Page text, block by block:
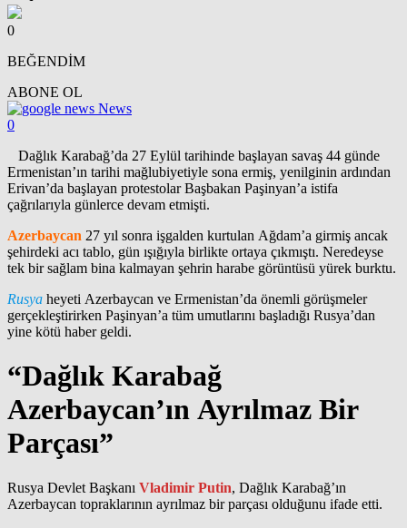
0
BEĞENDİM
ABONE OL
News
0
Dağlık Karabağ’da 27 Eylül tarihinde başlayan savaş 44 günde
Ermenistan’ın tarihi mağlubiyetiyle sona ermiş, yenilginin ardından
Erivan’da başlayan protestolar Başbakan Paşinyan’a istifa
çağrılarıyla günlerce devam etmişti.
Azerbaycan 27 yıl sonra işgalden kurtulan Ağdam’a girmiş ancak
şehirdeki acı tablo, gün ışığıyla birlikte ortaya çıkmıştı. Neredeyse
tek bir sağlam bina kalmayan şehrin harabe görüntüsü yürek burktu.
Rusya heyeti Azerbaycan ve Ermenistan’da önemli görüşmeler
gerçekleştirirken Paşinyan’a tüm umutlarını başladığı Rusya’dan
yine kötü haber geldi.
“Dağlık Karabağ
Azerbaycan’ın Ayrılmaz Bir
Parçası”
Rusya Devlet Başkanı Vladimir Putin, Dağlık Karabağ’ın
Azerbaycan topraklarının ayrılmaz bir parçası olduğunu ifade etti.